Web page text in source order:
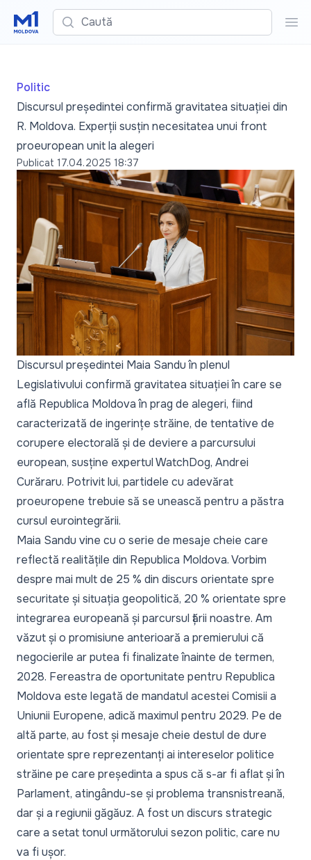
Caută
Politic
Discursul președintei confirmă gravitatea situației din
R. Moldova. Experții susțin necesitatea unui front
proeuropean unit la alegeri
Publicat 17.04.2025 18:37
Discursul președintei Maia Sanduîn plenul
Legislativului confirmă gravitatea situației în care se
află Republica Moldova în prag de alegeri, fiind
caracterizată de ingerințe străine, de tentative de
corupere electorală și de deviere a parcursului
european, susține expertul WatchDog, Andrei
Curăraru. Potrivit lui, partidele cu adevărat
proeuropene trebuie să se unească pentru a păstra
cursul eurointegrării.
Maia Sandu vine cu o serie de mesaje cheie care
reflectă realitățile din Republica Moldova. Vorbim
despre mai mult de 25 % din discurs orientate spre
securitate și situația geopolitică, 20 % orientate spre
integrarea europeană și parcursul țării noastre. Am
văzut și o promisiune anterioară a premierului că
negocierile ar putea fi finalizate înainte de termen,
2028. Fereastra de oportunitate pentru Republica
Moldova este legată de mandatul acestei Comisii a
Uniunii Europene, adică maximul pentru 2029. Pe de
altă parte, au fost și mesaje cheie destul de dure
orientate spre reprezentanți ai intereselor politice
străine pe care președinta a spus că s-ar fi aflat și în
Parlament, atingându-se și problema transnistreană,
dar și a regiunii găgăuz. A fost un discurs strategic
care a setat tonul următorului sezon politic, care nu
va fi ușor.